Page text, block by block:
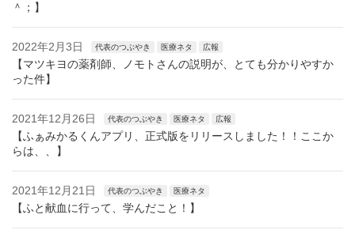
＾；】
2022年2月3日 代表のつぶやき 医療ネタ 広報
【マツキヨの薬剤師、ノモトさんの説明が、とても分かりやすか
った件】
2021年12月26日 代表のつぶやき 医療ネタ 広報
【ふぁみかるくんアプリ、正式版をリリースしました！！ここか
らは、、】
2021年12月21日 代表のつぶやき 医療ネタ
【ふと献血に行って、学んだこと！】